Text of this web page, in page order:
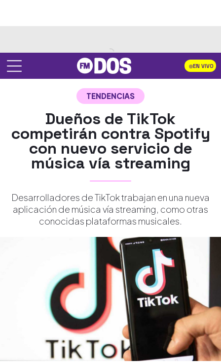
EN VIVO
TENDENCIAS
Dueños de TikTok
competirán contra Spotify
con nuevo servicio de
música vía streaming
Desarrolladores de TikTok trabajan en una nueva
aplicación de música vía streaming, como otras
conocidas plataformas musicales.